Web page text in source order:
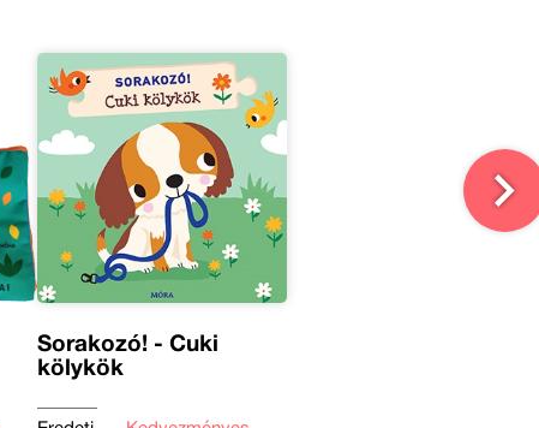
Sorakozó! - Cuki
kölykök